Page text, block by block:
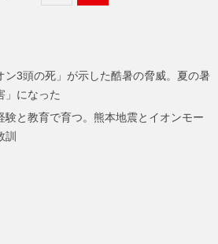
ー
ジ
ー
ジ
ン3頭の死」が示した酷暑の脅威。夏の暑
」になった
験と教育で育つ。熊本地震とイオンモー
訓